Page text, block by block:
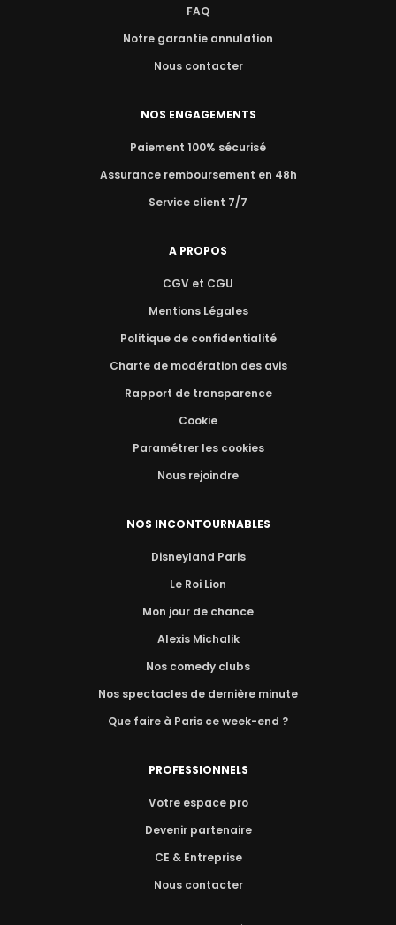
FAQ
Notre garantie annulation
Nous contacter
NOS ENGAGEMENTS
Paiement 100% sécurisé
Assurance remboursement en 48h
Service client 7/7
A PROPOS
CGV et CGU
Mentions Légales
Politique de confidentialité
Charte de modération des avis
Rapport de transparence
Cookie
Paramétrer les cookies
Nous rejoindre
NOS INCONTOURNABLES
Disneyland Paris
Le Roi Lion
Mon jour de chance
Alexis Michalik
Nos comedy clubs
Nos spectacles de dernière minute
Que faire à Paris ce week-end ?
PROFESSIONNELS
Votre espace pro
Devenir partenaire
CE & Entreprise
Nous contacter